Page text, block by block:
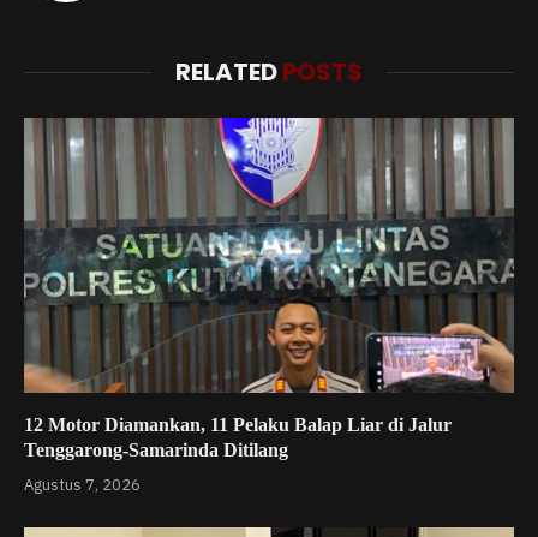
RELATEDPOSTS
12 Motor Diamankan, 11 Pelaku Balap Liar di Jalur
Tenggarong-Samarinda Ditilang
Agustus 7, 2026